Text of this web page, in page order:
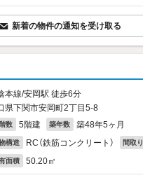
新着の物件の通知を受け取る
本線/安岡駅 徒歩6分
県下関市安岡町2丁目5-8
数 5階建 築年数 築48年5ヶ月
構造 RC（鉄筋コンクリート） 間取り
面積 50.20㎡